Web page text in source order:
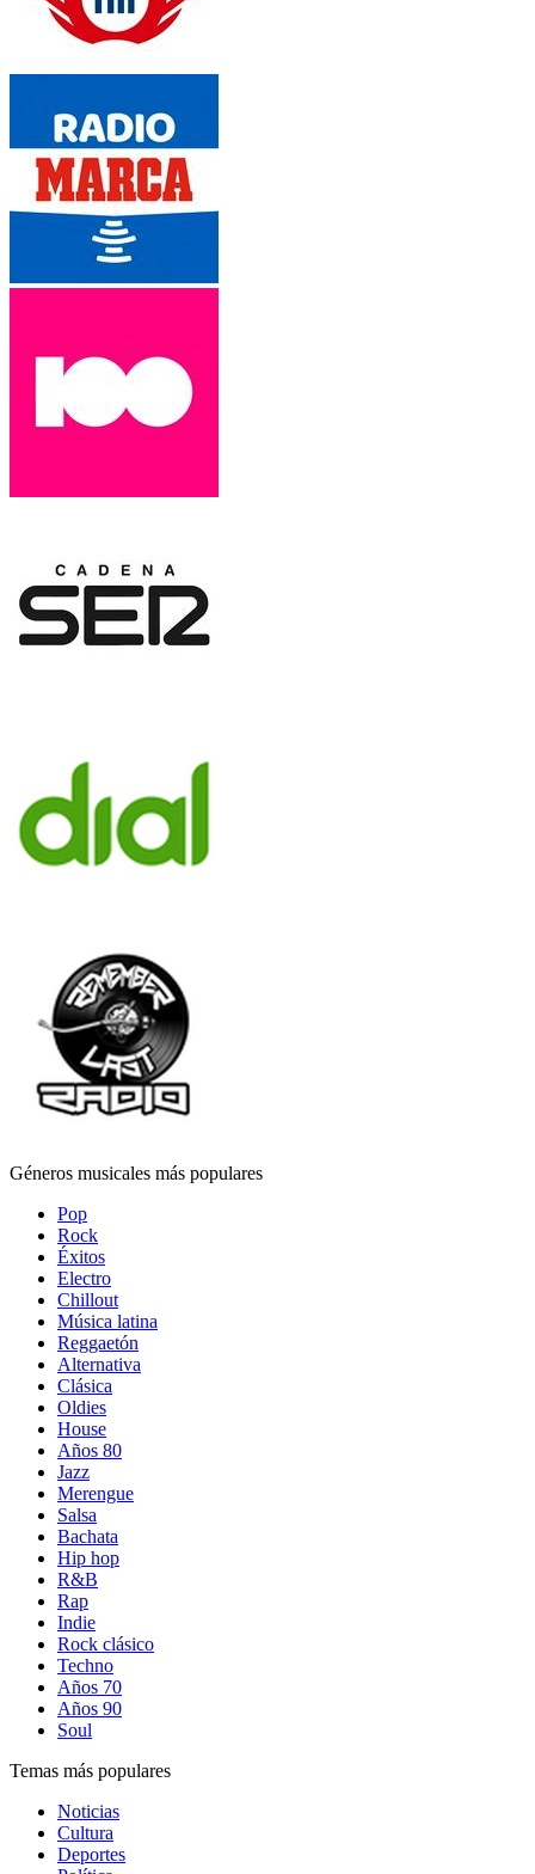
Géneros musicales más populares
Pop
Rock
Éxitos
Electro
Chillout
Música latina
Reggaetón
Alternativa
Clásica
Oldies
House
Años 80
Jazz
Merengue
Salsa
Bachata
Hip hop
R&B
Rap
Indie
Rock clásico
Techno
Años 70
Años 90
Soul
Temas más populares
Noticias
Cultura
Deportes